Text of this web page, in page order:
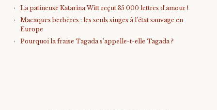
La patineuse Katarina Witt reçut 35 000 lettres d’amour !
Macaques berbères : les seuls singes à l’état sauvage en
Europe
Pourquoi la fraise Tagada s’appelle-t-elle Tagada ?